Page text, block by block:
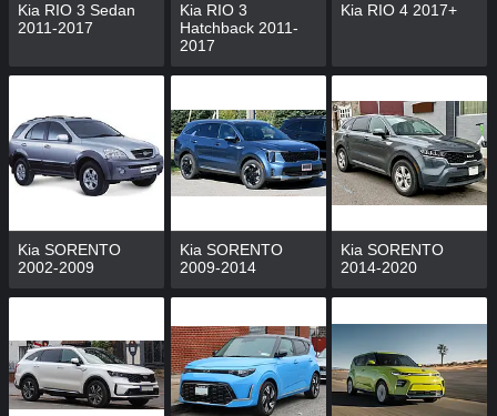
Kia RIO 3 Sedan
2011-2017
Kia RIO 3
Hatchback 2011-
2017
Kia RIO 4 2017+
Kia SORENTO
2002-2009
Kia SORENTO
2009-2014
Kia SORENTO
2014-2020